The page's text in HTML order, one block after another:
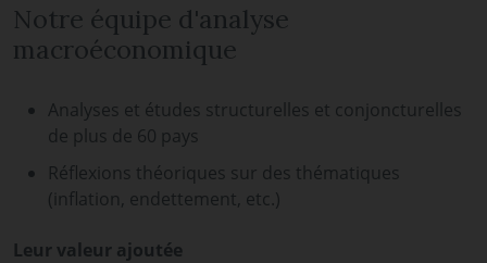
Notre équipe d'analyse
macroéconomique
Analyses et études structurelles et conjoncturelles
de plus de 60 pays
Réflexions théoriques sur des thématiques
(inflation, endettement, etc.)
Leur valeur ajoutée